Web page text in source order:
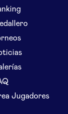
Jugadores